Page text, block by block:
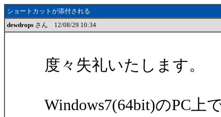
ショートカットが添付される
dewdrops さん 12/08/29 10:34
度々失礼いたします。
Windows7(64bit)のPC上